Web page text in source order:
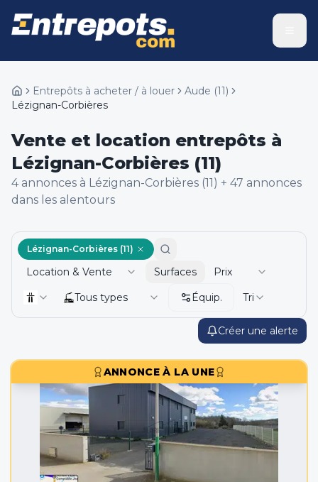
Entrepôts à acheter / à louer Aude (11)
Lézignan-Corbières
Vente et location entrepôts à
Lézignan-Corbières (11)
4annonces à Lézignan-Corbières (11) + 47 annonces
dans les alentours
Créer une alerte
Lézignan-Corbières (11)
Location & Vente Surfaces
Prix
Tous types
Équip. Tri
ANNONCE À LA UNE